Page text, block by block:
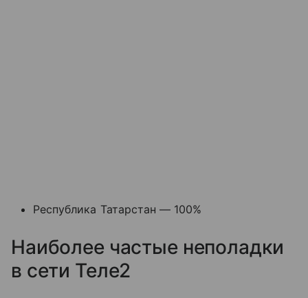
Республика Татарстан — 100%
Наиболее частые неполадки
в сети Теле2